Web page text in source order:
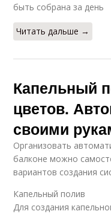
быть собрана за день
Читать дальше →
Капельный
цветов.
своими
Организовать
балконе можно
вариантов создания
Капельный полив
Для создания